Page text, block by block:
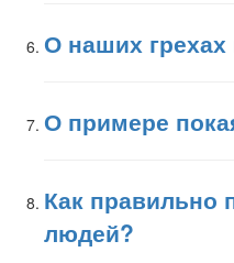
О наших
О примере
Как правильно
людей?